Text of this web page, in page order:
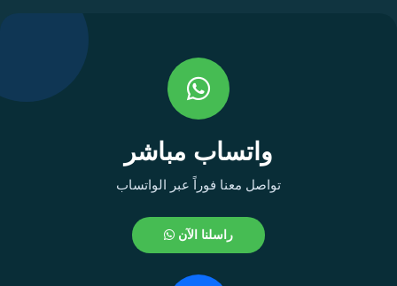
واتساب مباشر
تواصل معنا فوراً عبر الواتساب
راسلنا الآن